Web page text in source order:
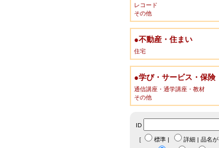
レコード
その他
●不動産・住まい
住宅
●学び・サービス・保険
通信講座・通学講座・教材
その他
ID
［ 標準 | 詳細 | 品名が